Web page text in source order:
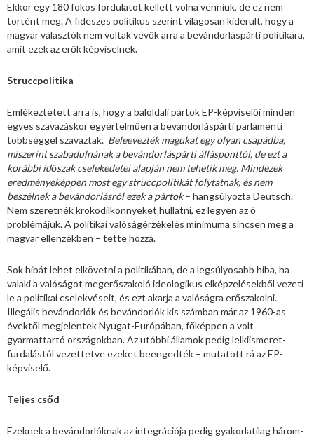
Ekkor egy 180 fokos fordulatot kellett volna venniük, de ez nem
történt meg. A fideszes politikus szerint világosan kiderült, hogy a
magyar választók nem voltak vevők arra a bevándorláspárti politikára,
amit ezek az erők képviselnek.
Struccpolitika
Emlékeztetett arra is, hogy a baloldali pártok EP-képviselői minden
egyes szavazáskor egyértelműen a bevándorláspárti parlamenti
többséggel szavaztak. Beleevezték magukat egy olyan csapádba,
miszerint szabadulnának a bevándorláspárti állásponttól, de ezt a
korábbi időszak cselekedetei alapján nem tehetik meg. Mindezek
eredményeképpen most egy struccpolitikát folytatnak, és nem
beszélnek a bevándorlásról ezek a pártok– hangsúlyozta Deutsch.
Nem szeretnék krokodilkönnyeket hullatni, ez legyen az ő
problémájuk. A politikai valóságérzékelés minimuma sincsen meg a
magyar ellenzékben – tette hozzá.
Sok hibát lehet elkövetni a politikában, de a legsúlyosabb hiba, ha
valaki a valóságot megerőszakoló ideologikus elképzelésekből vezeti
le a politikai cselekvéseit, és ezt akarja a valóságra erőszakolni.
Illegális bevándorlók és bevándorlók kis számban már az 1960-as
évektől megjelentek Nyugat-Európában, főképpen a volt
gyarmattartó országokban. Az utóbbi államok pedig lelkiismeret-
furdalástól vezettetve ezeket beengedték – mutatott rá az EP-
képviselő.
Teljes csőd
Ezeknek a bevándorlóknak az integrációja pedig gyakorlatilag három-